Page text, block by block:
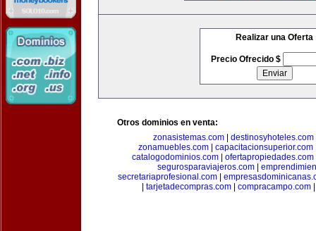
Realizar una Oferta
Precio Ofrecido $
Otros dominios en venta:
zonasistemas.com| destinosyhoteles.com
zonamuebles.com| capacitacionsuperior.com
catalogodominios.com| ofertapropiedades.com
segurosparaviajeros.com
secretariaprofesional.com|
tarjetadecompras.com compracampo.com